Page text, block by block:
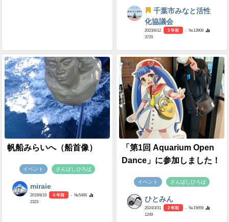
千葉市みなと活性
化協議会
2023/6/12 3 年前
- №13908
3729
帆船みらいへ（船首像）
イベント さんばしひろば
miraie
2019/8/19 6 年前
- №5466
2323
「第1回 Aquarium Open
Dance」に参加しました！
イベント さんばしひろば
ひとみん
2024/3/31 2 年前
- №15659
1249